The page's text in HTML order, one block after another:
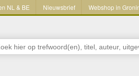
NL & BE Nieuwsbrief Webshop in